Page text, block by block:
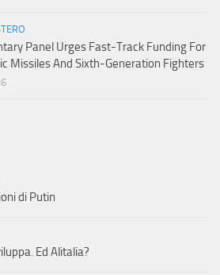
Panel Urges Fast-Track Funding For
Missiles And Sixth-Generation Fighters
di Putin
Ed Alitalia?